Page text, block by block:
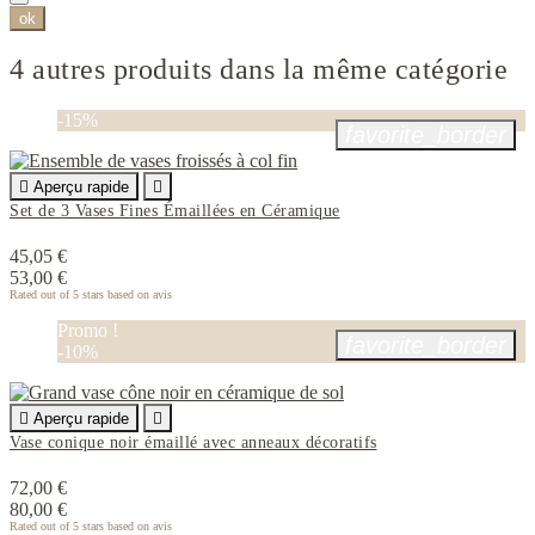
ok
4 autres produits dans la même catégorie
-15%
 Aperçu rapide

Set de 3 Vases Fines Émaillées en Céramique
45,05 €
53,00 €
Rated out of 5 stars based on avis
Promo !
-10%
 Aperçu rapide

Vase conique noir émaillé avec anneaux décoratifs
72,00 €
80,00 €
Rated out of 5 stars based on avis